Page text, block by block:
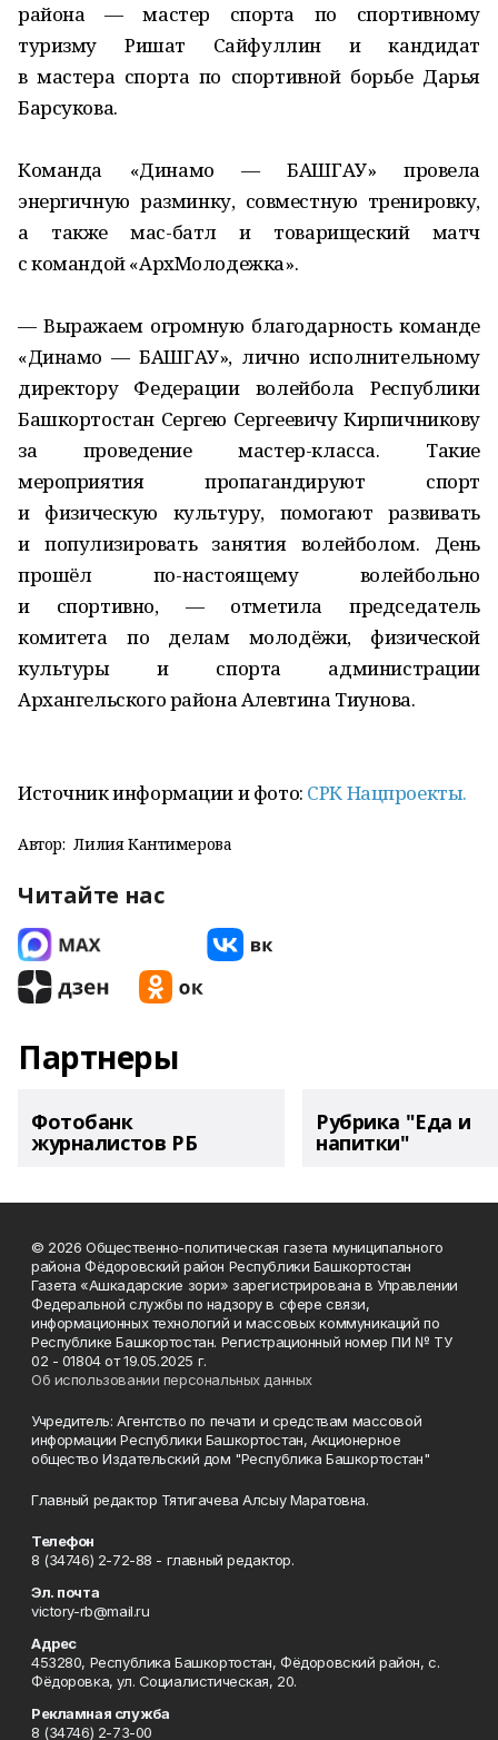
района — мастер спорта по спортивному
туризму Ришат Сайфуллин и кандидат
в мастера спорта по спортивной борьбе Дарья
Барсукова.
Команда «Динамо — БАШГАУ» провела
энергичную разминку, совместную тренировку,
а также мас-батл и товарищеский матч
с командой «АрхМолодежка».
— Выражаем огромную благодарность команде
«Динамо — БАШГАУ», лично исполнительному
директору Федерации волейбола Республики
Башкортостан Сергею Сергеевичу Кирпичникову
за проведение мастер-класса. Такие
мероприятия пропагандируют спорт
и физическую культуру, помогают развивать
и популизировать занятия волейболом. День
прошёл по-настоящему волейбольно
и спортивно, — отметила председатель
комитета по делам молодёжи, физической
культуры и спорта администрации
Архангельского района Алевтина Тиунова.
Источник информации и фото: СРК Нацпроекты.
Автор: Лилия Кантимерова
Читайте нас
Партнеры
Фотобанк
журналистов РБ
Рубрика "Еда и
напитки"
© 2026 Общественно-политическая газета муниципального
района Фёдоровский район Республики Башкортостан
Газета «Ашкадарские зори» зарегистрирована в Управлении
Федеральной службы по надзору в сфере связи,
информационных технологий и массовых коммуникаций по
Республике Башкортостан. Регистрационный номер ПИ № ТУ
02 - 01804 от 19.05.2025 г.
Об использовании персональных данных
Учредитель: Агентство по печати и средствам массовой
информации Республики Башкортостан, Акционерное
общество Издательский дом "Республика Башкортостан"
Главный редактор Тятигачева Алсыу Маратовна.
Телефон
8 (34746) 2-72-88 - главный редактор.
Эл. почта
victory-rb@mail.ru
Адрес
453280, Республика Башкортостан, Фёдоровский район, с.
Фёдоровка, ул. Социалистическая, 20.
Рекламная служба
8 (34746) 2-73-00